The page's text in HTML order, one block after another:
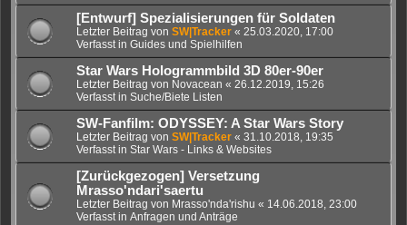
[Entwurf] Spezialisierungen für Soldaten
Letzter Beitrag von SW|Tracker « 25.03.2020, 17:00
Verfasst in Guides und Spielhilfen
Star Wars Hologrammbild 3D 80er-90er
Letzter Beitrag von Novacean « 26.12.2019, 15:26
Verfasst in Suche/Biete Listen
SW-Fanfilm: ODYSSEY: A Star Wars Story
Letzter Beitrag von SW|Tracker « 31.10.2018, 19:35
Verfasst in Star Wars - Links & Websites
[Zurückgezogen] Versetzung
Mrasso'ndari'saertu
Letzter Beitrag von Mrasso'nda'rishu « 14.06.2018, 23:00
Verfasst in Anfragen und Anträge